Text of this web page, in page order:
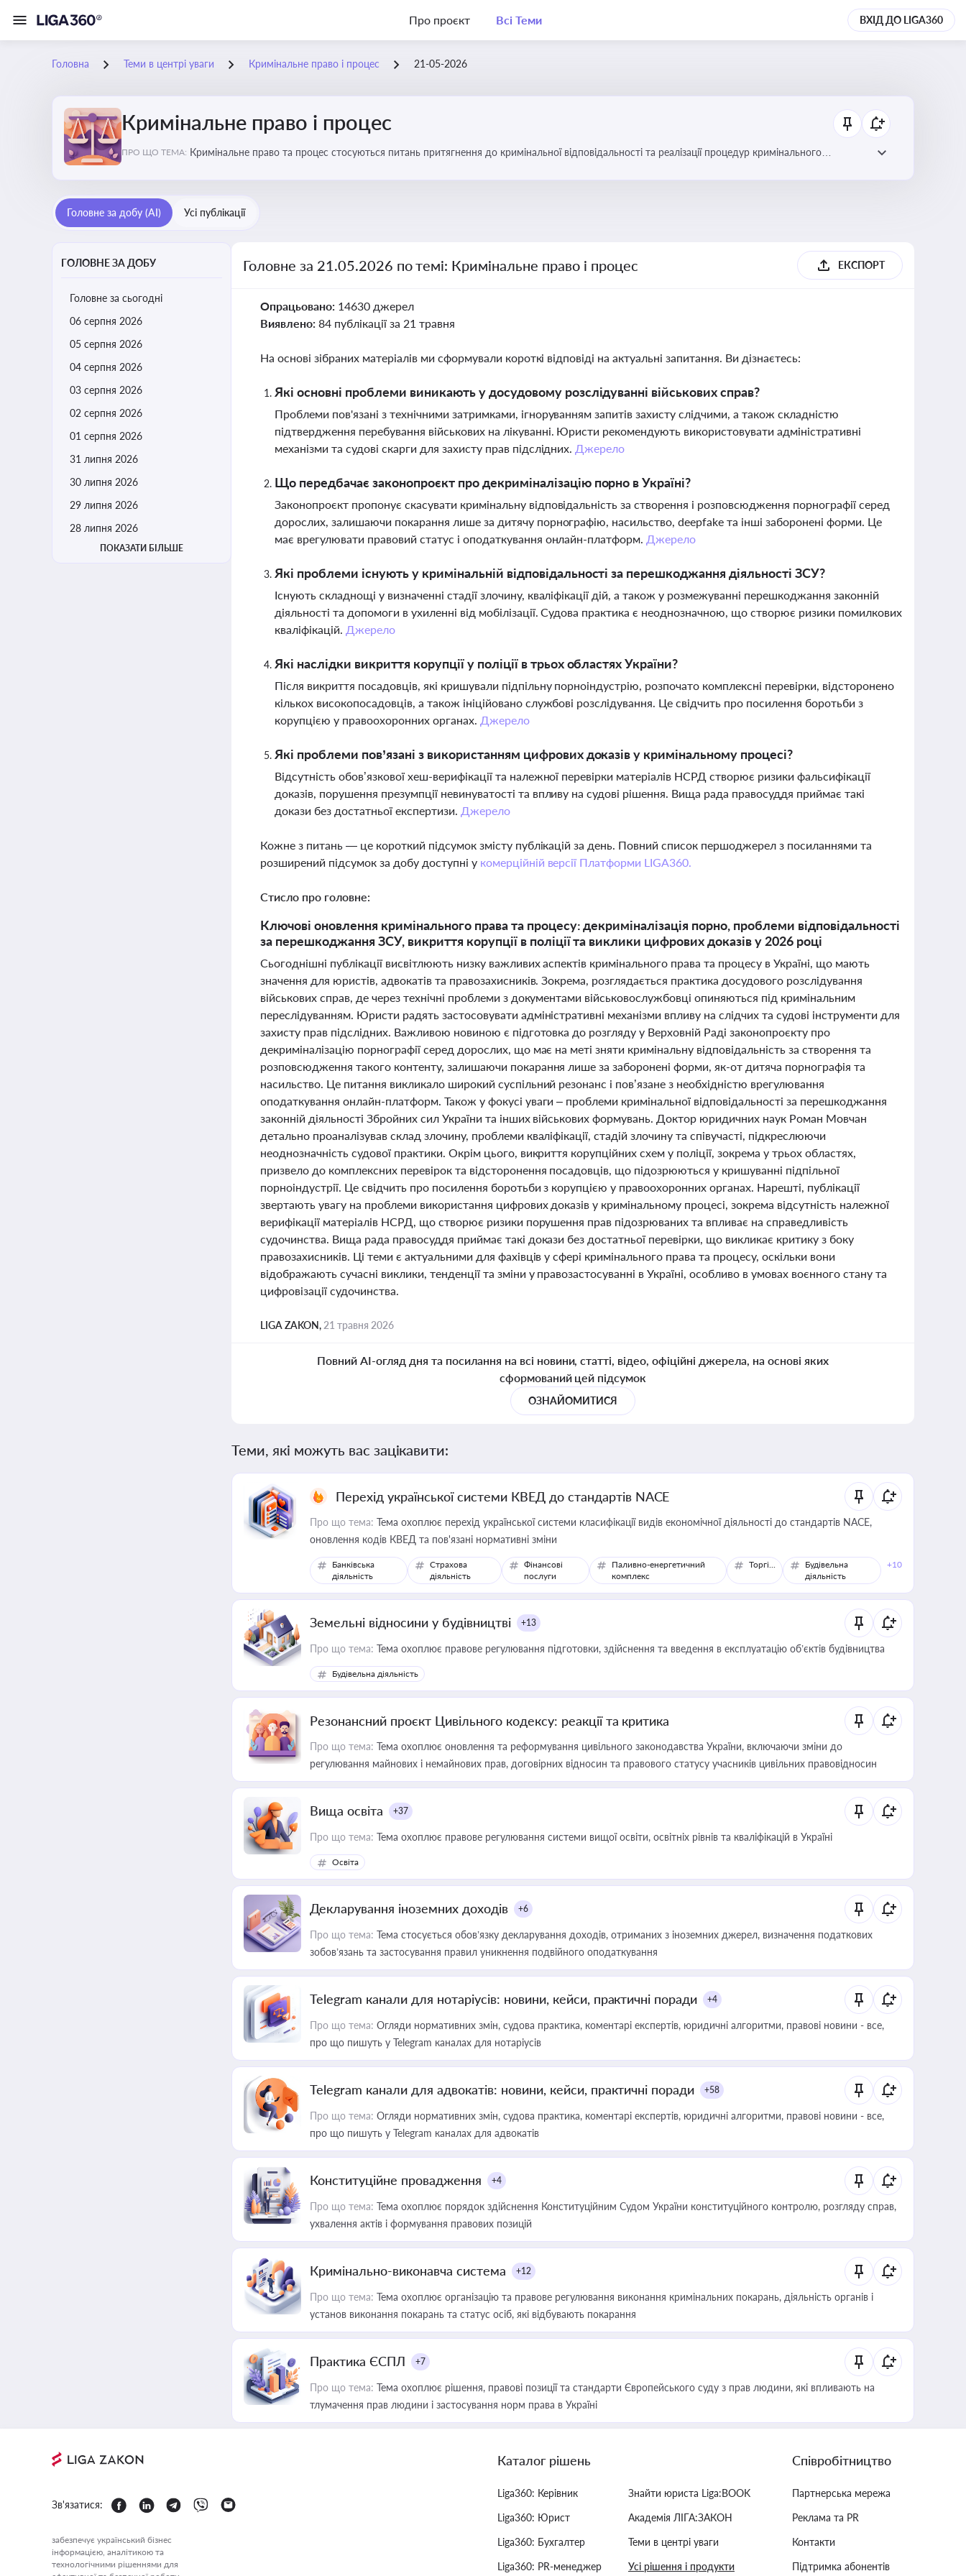
Про проєкт Всі Теми ВХІД ДО LIGA360
Головна Теми в центрі уваги Кримінальне право і процес 21-05-2026
Кримінальне право і процес
ПРО ЩО ТЕМА: Кримінальне право та процес стосуються питань притягнення до кримінальної відповідальності та реалізації процедур кримінального
Головне за добу (AI) Усі публікації
ГОЛОВНЕ ЗА ДОБУ
Головне за сьогодні
06 серпня 2026
05 серпня 2026
04 серпня 2026
03 серпня 2026
02 серпня 2026
01 серпня 2026
31 липня 2026
30 липня 2026
29 липня 2026
28 липня 2026
ПОКАЗАТИ БІЛЬШЕ
Головне за 21.05.2026 по темі: Кримінальне право і процес ЕКСПОРТ
Опрацьовано: 14630 джерел
Виявлено: 84 публікації за 21 травня
На основі зібраних матеріалів ми сформували короткі відповіді на актуальні запитання. Ви дізнаєтесь:
Які основні проблеми виникають у досудовому розслідуванні військових справ?
Проблеми пов'язані з технічними затримками, ігноруванням запитів захисту слідчими, а також складністю
підтвердження перебування військових на лікуванні. Юристи рекомендують використовувати адміністративні
механізми та судові скарги для захисту прав підслідних. Джерело
Що передбачає законопроєкт про декриміналізацію порно в Україні?
Законопроєкт пропонує скасувати кримінальну відповідальність за створення і розповсюдження порнографії серед
дорослих, залишаючи покарання лише за дитячу порнографію, насильство, deepfake та інші заборонені форми. Це
має врегулювати правовий статус і оподаткування онлайн-платформ. Джерело
Які проблеми існують у кримінальній відповідальності за перешкоджання діяльності ЗСУ?
Існують складнощі у визначенні стадії злочину, кваліфікації дій, а також у розмежуванні перешкоджання законній
діяльності та допомоги в ухиленні від мобілізації. Судова практика є неоднозначною, що створює ризики помилкових
кваліфікацій. Джерело
Які наслідки викриття корупції у поліції в трьох областях України?
Після викриття посадовців, які кришували підпільну порноіндустрію, розпочато комплексні перевірки, відсторонено
кількох високопосадовців, а також ініційовано службові розслідування. Це свідчить про посилення боротьби з
корупцією у правоохоронних органах. Джерело
Які проблеми пов’язані з використанням цифрових доказів у кримінальному процесі?
Відсутність обов’язкової хеш-верифікації та належної перевірки матеріалів НСРД створює ризики фальсифікації
доказів, порушення презумпції невинуватості та впливу на судові рішення. Вища рада правосуддя приймає такі
докази без достатньої експертизи. Джерело
Кожне з питань — це короткий підсумок змісту публікацій за день. Повний список першоджерел з посиланнями та
розширений підсумок за добу доступні у комерційній версії Платформи LIGA360.
Стисло про головне:
Ключові оновлення кримінального права та процесу: декриміналізація порно, проблеми відповідальності
за перешкоджання ЗСУ, викриття корупції в поліції та виклики цифрових доказів у 2026 році
Сьогоднішні публікації висвітлюють низку важливих аспектів кримінального права та процесу в Україні, що мають
значення для юристів, адвокатів та правозахисників. Зокрема, розглядається практика досудового розслідування
військових справ, де через технічні проблеми з документами військовослужбовці опиняються під кримінальним
переслідуванням. Юристи радять застосовувати адміністративні механізми впливу на слідчих та судові інструменти для
захисту прав підслідних. Важливою новиною є підготовка до розгляду у Верховній Раді законопроєкту про
декриміналізацію порнографії серед дорослих, що має на меті зняти кримінальну відповідальність за створення та
розповсюдження такого контенту, залишаючи покарання лише за заборонені форми, як-от дитяча порнографія та
насильство. Це питання викликало широкий суспільний резонанс і пов’язане з необхідністю врегулювання
оподаткування онлайн-платформ. Також у фокусі уваги – проблеми кримінальної відповідальності за перешкоджання
законній діяльності Збройних сил України та інших військових формувань. Доктор юридичних наук Роман Мовчан
детально проаналізував склад злочину, проблеми кваліфікації, стадій злочину та співучасті, підкреслюючи
неоднозначність судової практики. Окрім цього, викриття корупційних схем у поліції, зокрема у трьох областях,
призвело до комплексних перевірок та відсторонення посадовців, що підозрюються у кришуванні підпільної
порноіндустрії. Це свідчить про посилення боротьби з корупцією у правоохоронних органах. Нарешті, публікації
звертають увагу на проблеми використання цифрових доказів у кримінальному процесі, зокрема відсутність належної
верифікації матеріалів НСРД, що створює ризики порушення прав підозрюваних та впливає на справедливість
судочинства. Вища рада правосуддя приймає такі докази без достатньої перевірки, що викликає критику з боку
правозахисників. Ці теми є актуальними для фахівців у сфері кримінального права та процесу, оскільки вони
відображають сучасні виклики, тенденції та зміни у правозастосуванні в Україні, особливо в умовах воєнного стану та
цифровізації судочинства.
LIGA ZAKON, 21 травня 2026
Повний AI-огляд дня та посилання на всі новини, статті, відео, офіційні джерела, на основі яких
сформований цей підсумок
ОЗНАЙОМИТИСЯ
Теми, які можуть вас зацікавити:
Перехід української системи КВЕД до стандартів NACE
Про що тема: Тема охоплює перехід української системи класифікації видів економічної діяльності до стандартів NACE,
оновлення кодів КВЕД та пов'язані нормативні зміни
Банківська
діяльність
Страхова
діяльність
Фінансові
послуги
Паливно-енергетичний
комплекс
Торгівля
Будівельна
діяльність
+10
Земельні відносини у будівництві +13
Про що тема: Тема охоплює правове регулювання підготовки, здійснення та введення в експлуатацію об’єктів будівництва
Будівельна діяльність
Резонансний проєкт Цивільного кодексу: реакції та критика
Про що тема: Тема охоплює оновлення та реформування цивільного законодавства України, включаючи зміни до
регулювання майнових і немайнових прав, договірних відносин та правового статусу учасників цивільних правовідносин
Вища освіта +37
Про що тема: Тема охоплює правове регулювання системи вищої освіти, освітніх рівнів та кваліфікацій в Україні
Освіта
Декларування іноземних доходів +6
Про що тема: Тема стосується обов’язку декларування доходів, отриманих з іноземних джерел, визначення податкових
зобов’язань та застосування правил уникнення подвійного оподаткування
Telegram канали для нотаріусів: новини, кейси, практичні поради +4
Про що тема: Огляди нормативних змін, судова практика, коментарі експертів, юридичні алгоритми, правові новини - все,
про що пишуть у Telegram каналах для нотаріусів
Telegram канали для адвокатів: новини, кейси, практичні поради +58
Про що тема: Огляди нормативних змін, судова практика, коментарі експертів, юридичні алгоритми, правові новини - все,
про що пишуть у Telegram каналах для адвокатів
Конституційне провадження +4
Про що тема: Тема охоплює порядок здійснення Конституційним Судом України конституційного контролю, розгляду справ,
ухвалення актів і формування правових позицій
Кримінально-виконавча система +12
Про що тема: Тема охоплює організацію та правове регулювання виконання кримінальних покарань, діяльність органів і
установ виконання покарань та статус осіб, які відбувають покарання
Практика ЄСПЛ +7
Про що тема: Тема охоплює рішення, правові позиції та стандарти Європейського суду з прав людини, які впливають на
тлумачення прав людини і застосування норм права в Україні
Зв'язатися:
забезпечує український бізнес
інформацією, аналітикою та
технологічними рішеннями для
Каталог рішень
Liga360: Керівник
Liga360: Юрист
Liga360: Бухгалтер
Liga360: PR-менеджер
Знайти юриста Liga:BOOK
Академія ЛІГА:ЗАКОН
Теми в центрі уваги
Усі рішення і продукти
Співробітництво
Партнерська мережа
Реклама та PR
Контакти
Підтримка абонентів